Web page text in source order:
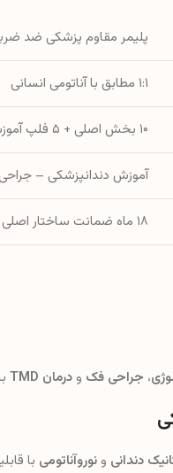
پلیمر مقاوم پزشکی ضد
۱:۱ مطابق با آناتومی انسانی
۱۰ بخش اصلی + ۵ فلپ آموزشی
آموزش دندانپزشکی –
۱۸ ماه ضمانت ساختار اصلی
، جراحی فک و درمان TMD
دندانی و نوروآناتومی با